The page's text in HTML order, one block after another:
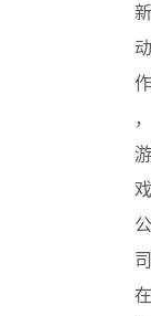
新
动
作
，
游
戏
公
司
在